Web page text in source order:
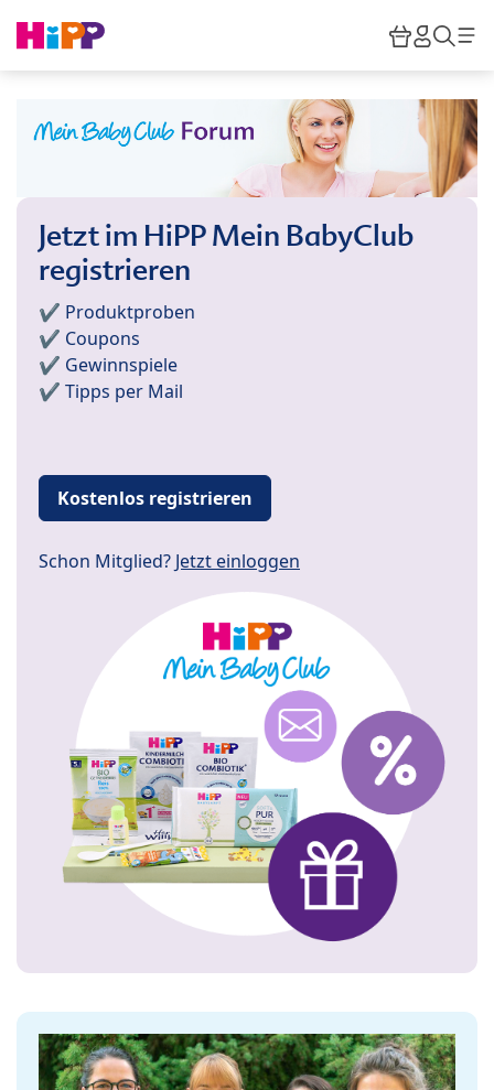
HiPP
Jetzt im HiPP Mein BabyClub
registrieren
✔️ Produktproben
✔️ Coupons
✔️ Gewinnspiele
✔️ Tipps per Mail
Kostenlos registrieren
Schon Mitglied? Jetzt einloggen